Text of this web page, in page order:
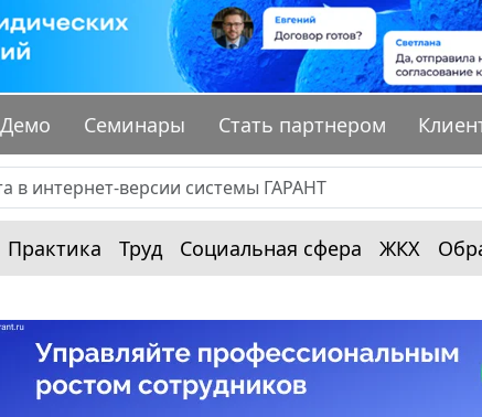
Демо Семинары Стать партнером
Практика Труд Социальная сфера ЖКХ